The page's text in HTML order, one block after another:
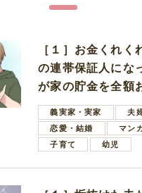
［１］お金くれく
の連帯保証人にな
が家の貯金を全額
しいと言ってきた
義実家・実家
夫
恋愛・結婚
マン
子育て
幼児